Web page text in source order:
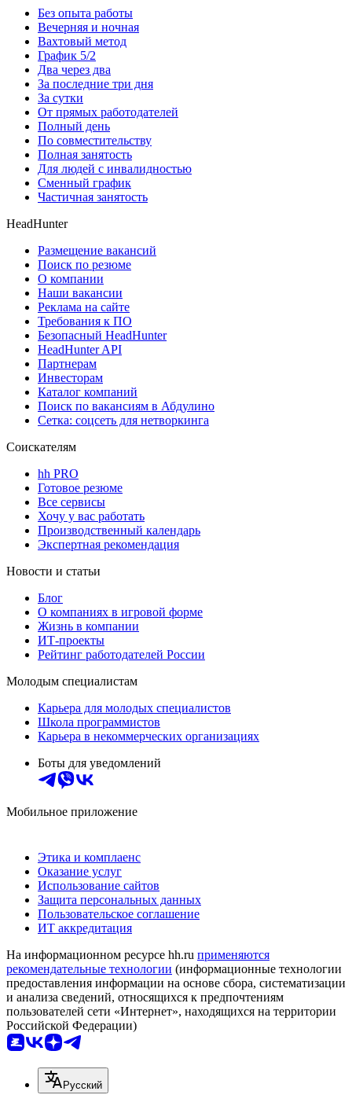
Без опыта работы
Вечерняя и ночная
Вахтовый метод
График 5/2
Два через два
За последние три дня
За сутки
От прямых работодателей
Полный день
По совместительству
Полная занятость
Для людей с инвалидностью
Сменный график
Частичная занятость
HeadHunter
Размещение вакансий
Поиск по резюме
О компании
Наши вакансии
Реклама на сайте
Требования к ПО
Безопасный HeadHunter
HeadHunter API
Партнерам
Инвесторам
Каталог компаний
Поиск по вакансиям в Абдулино
Сетка: соцсеть для нетворкинга
Соискателям
hh PRO
Готовое резюме
Все сервисы
Хочу у вас работать
Производственный календарь
Экспертная рекомендация
Новости и статьи
Блог
О компаниях в игровой форме
Жизнь в компании
ИТ-проекты
Рейтинг работодателей России
Молодым специалистам
Карьера для молодых специалистов
Школа программистов
Карьера в некоммерческих организациях
Боты для уведомлений
Мобильное приложение
Этика и комплаенс
Оказание услуг
Использование сайтов
Защита персональных данных
Пользовательское соглашение
ИТ аккредитация
На информационном ресурсе hh.ru применяются
рекомендательные технологии (информационные технологии
предоставления информации на основе сбора, систематизации
и анализа сведений, относящихся к предпочтениям
пользователей сети «Интернет», находящихся на территории
Российской Федерации)
Русский